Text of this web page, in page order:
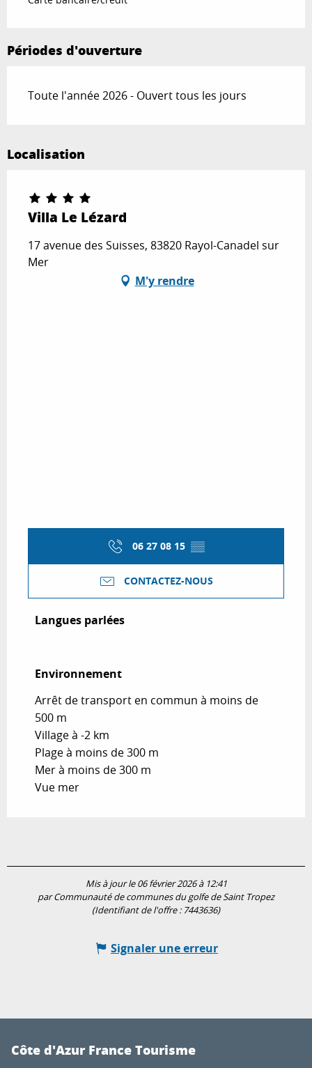
Périodes d'ouverture
Toute l'année 2026 - Ouvert tous les jours
Localisation
Villa Le Lézard
17 avenue des Suisses, 83820 Rayol-Canadel sur
Mer
M'y rendre
06 27 08 15 ▒▒
CONTACTEZ-NOUS
Langues parlées
Langues parlées
Environnement
Environnement
Arrêt de transport en commun à moins de
500 m
Village à -2 km
Plage à moins de 300 m
Mer à moins de 300 m
Vue mer
Mis à jour le 06 février 2026 à 12:41
par Communauté de communes du golfe de Saint Tropez
(Identifiant de l'offre : 7443636)
Signaler une erreur
Côte d'Azur France Tourisme